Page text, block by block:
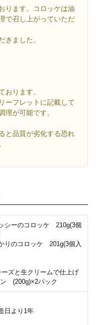
ります。コロッケは油
で召し上がっていただ
きました。
おります。
ーフレットに記載して
が可能です。
と品質が劣化する恐れ
シーのコロッケ 210g(3個
りのコロッケ 201g(3個入
ズと生クリームで仕上げ
(200g)×2パック
日より1年